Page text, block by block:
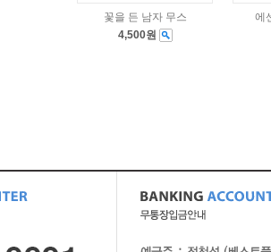
꽃을 든 남자 무스
4,500원
에